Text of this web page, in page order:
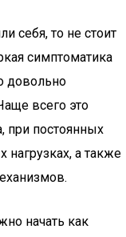
себя, то не стоит
симптоматика
довольно
всего это
при постоянных
а также
начать как